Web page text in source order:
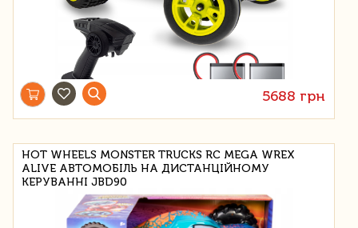
5688 грн
HOT WHEELS MONSTER TRUCKS RC MEGA WREX
ALIVE АВТОМОБІЛЬ НА ДИСТАНЦІЙНОМУ
КЕРУВАННІ JBD90